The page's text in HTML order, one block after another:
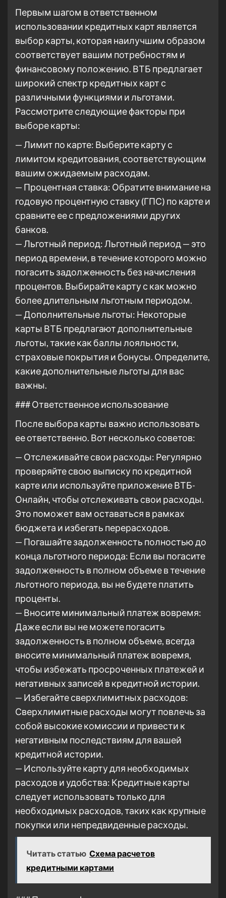
Первым шагом в ответственном
использовании кредитных карт является
выбор карты, которая наилучшим образом
соответствует вашим потребностям и
финансовому положению. ВТБ предлагает
широкий спектр кредитных карт с
различными функциями и льготами.
Рассмотрите следующие факторы при
выборе карты:
— Лимит по карте: Выберите карту с
лимитом кредитования, соответствующим
вашим ожидаемым расходам.
— Процентная ставка: Обратите внимание на
годовую процентную ставку (ГПС) по карте и
сравните ее с предложениями других
банков.
— Льготный период: Льготный период — это
период времени, в течение которого можно
погасить задолженность без начисления
процентов. Выбирайте карту с как можно
более длительным льготным периодом.
— Дополнительные льготы: Некоторые
карты ВТБ предлагают дополнительные
льготы, такие как баллы лояльности,
страховые покрытия и бонусы. Определите,
какие дополнительные льготы для вас
важны.
### Ответственное использование
После выбора карты важно использовать
ее ответственно. Вот несколько советов:
— Отслеживайте свои расходы: Регулярно
проверяйте свою выписку по кредитной
карте или используйте приложение ВТБ-
Онлайн, чтобы отслеживать свои расходы.
Это поможет вам оставаться в рамках
бюджета и избегать перерасходов.
— Погашайте задолженность полностью до
конца льготного периода: Если вы погасите
задолженность в полном объеме в течение
льготного периода, вы не будете платить
проценты.
— Вносите минимальный платеж вовремя:
Даже если вы не можете погасить
задолженность в полном объеме, всегда
вносите минимальный платеж вовремя,
чтобы избежать просроченных платежей и
негативных записей в кредитной истории.
— Избегайте сверхлимитных расходов:
Сверхлимитные расходы могут повлечь за
собой высокие комиссии и привести к
негативным последствиям для вашей
кредитной истории.
— Используйте карту для необходимых
расходов и удобства: Кредитные карты
следует использовать только для
необходимых расходов, таких как крупные
покупки или непредвиденные расходы.
Читать статью Схема расчетов
кредитными картами